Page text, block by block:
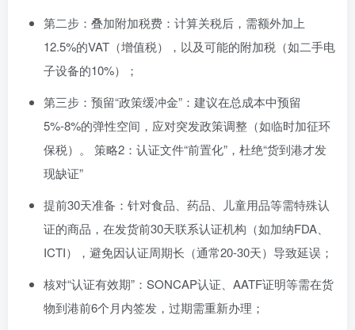
第二步：叠加附加税费：计算关税后，需额外加上
12.5%的VAT（增值税），以及可能的附加税（如二手电
子设备的10%）；
第三步：预留“政策缓冲金”：建议在总成本中预留
5%-8%的弹性空间，应对突发政策调整（如临时加征环
保税）。 策略2：认证文件“前置化”，杜绝“货到港才发
现缺证”
提前30天准备：针对食品、药品、儿童用品等需特殊认
证的商品，在发货前30天联系认证机构（如加纳FDA、
ICTI），避免因认证周期长（通常20-30天）导致延误；
核对“认证有效期”：SONCAP认证、AATF证明等需在货
物到港前6个月内签发，过期需重新办理；